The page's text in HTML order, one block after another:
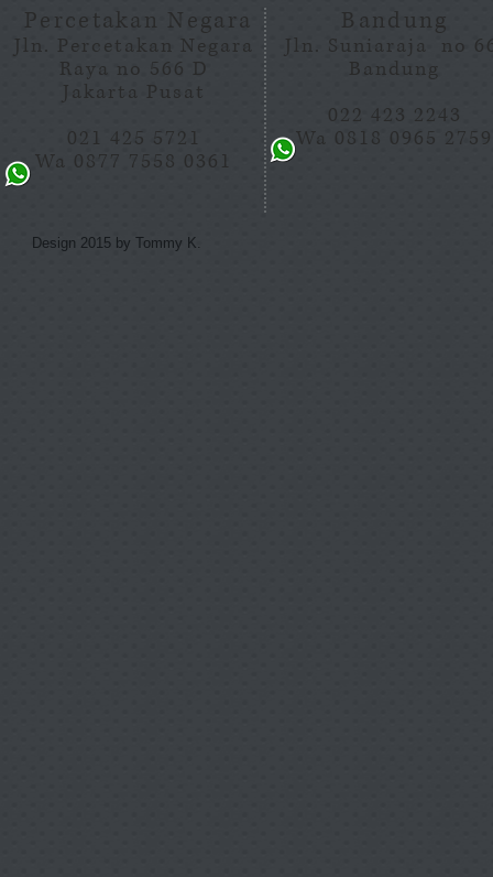
Percetakan Negara
Jln. Percetakan Negara
Raya no 566 D
Jakarta Pusat
021 425 5721
Wa 0877 7558 0361
Bandung
Jln. Suniaraja no
Bandung
022 423 2243
Wa 0818 0965 2759
Design 2015 by Tommy K.